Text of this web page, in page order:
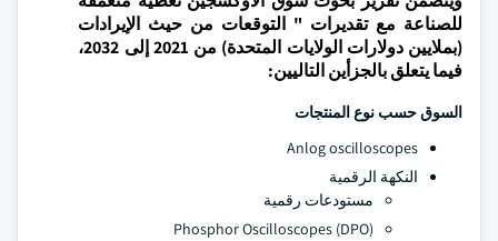
للصناعة مع تقديرات " التوقعات من حيث الإيرادات
(بملايين دولارات الولايات المتحدة) من 2021 إلى 2032،
فيما يتعلق بالجزأين التاليين:
السوق حسب نوع المنتجات
Anlog oscilloscopes
النكهة الرقمية
مستودعات رقمية
Phosphor Oscilloscopes (DPO)